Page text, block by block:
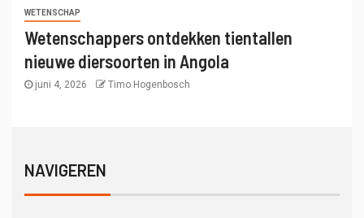
WETENSCHAP
Wetenschappers ontdekken tientallen
nieuwe diersoorten in Angola
juni 4, 2026 Timo Hogenbosch
NAVIGEREN